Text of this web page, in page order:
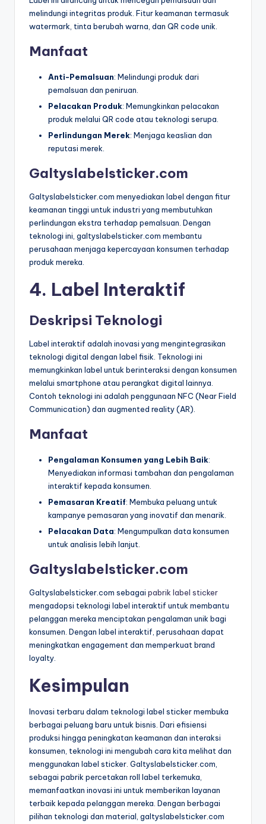
melindungi integritas produk. Fitur keamanan termasuk
watermark, tinta berubah warna, dan QR code unik.
Manfaat
Anti-Pemalsuan: Melindungi produk dari
pemalsuan dan peniruan.
Pelacakan Produk: Memungkinkan pelacakan
produk melalui QR code atau teknologi serupa.
Perlindungan Merek: Menjaga keaslian dan
reputasi merek.
Galtyslabelsticker.com
Galtyslabelsticker.com menyediakan label dengan fitur
keamanan tinggi untuk industri yang membutuhkan
perlindungan ekstra terhadap pemalsuan. Dengan
teknologi ini, galtyslabelsticker.com membantu
perusahaan menjaga kepercayaan konsumen terhadap
produk mereka.
4. Label Interaktif
Deskripsi Teknologi
Label interaktif adalah inovasi yang mengintegrasikan
teknologi digital dengan label fisik. Teknologi ini
memungkinkan label untuk berinteraksi dengan konsumen
melalui smartphone atau perangkat digital lainnya.
Contoh teknologi ini adalah penggunaan NFC (Near Field
Communication) dan augmented reality (AR).
Manfaat
Pengalaman Konsumen yang Lebih Baik:
Menyediakan informasi tambahan dan pengalaman
interaktif kepada konsumen.
Pemasaran Kreatif: Membuka peluang untuk
kampanye pemasaran yang inovatif dan menarik.
Pelacakan Data: Mengumpulkan data konsumen
untuk analisis lebih lanjut.
Galtyslabelsticker.com
Galtyslabelsticker.com sebagai pabrik label sticker
mengadopsi teknologi label interaktif untuk membantu
pelanggan mereka menciptakan pengalaman unik bagi
konsumen. Dengan label interaktif, perusahaan dapat
meningkatkan engagement dan memperkuat brand
loyalty.
Kesimpulan
Inovasi terbaru dalam teknologi label sticker membuka
berbagai peluang baru untuk bisnis. Dari efisiensi
produksi hingga peningkatan keamanan dan interaksi
konsumen, teknologi ini mengubah cara kita melihat dan
menggunakan label sticker. Galtyslabelsticker.com,
sebagai pabrik percetakan roll label terkemuka,
memanfaatkan inovasi ini untuk memberikan layanan
terbaik kepada pelanggan mereka. Dengan berbagai
pilihan teknologi dan material, galtyslabelsticker.com